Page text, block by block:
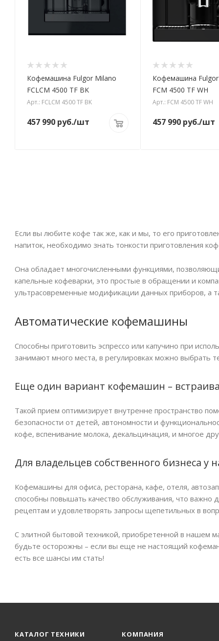
Кофемашина Fulgor Milano
FCLCM 4500 TF BK
Арт.: FCLCM 4500 TF BK
457 990 руб./шт
Кофемашина
FCM 4500 TF WH
Арт.: FCM 4500 TF WH
457 990руб./шт
Если вы любите кофе так же, как и мы, то его
напиток, необходимо знать тонкости приготовления
Она обладает многочисленными функциями,
капельные кофеварки, это простые в обращении и
ультрасовременные модификации данных приборов, а
Автоматические кофемашины
Способны приготовить эспрессо или капучино при
занимают много места, в регулировках можно выбрать
Еще один вариант кофемашин –
Такой прием оптимизирует внутренне пространство
безопасности от детей, автономности и
кофе, вспенивание молока, декальцинация, и многое
Для владельцев собственного бизнеса у
Кофемашины для офиса, ресторана, кафе, отеля,
способны повышать качество обслуживания, что
рецептам и удовлетворять запросы щепетильных в
С элитной бытовой техникой, приобретенной в нашем
будьте осторожны – если вы еще не настоящий
есть все шансы им стать!
КАТАЛОГ ТЕХНИКИ КОМПАНИЯ